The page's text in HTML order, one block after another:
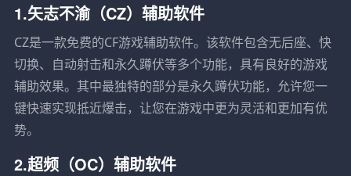
1.矢志不渝（CZ）辅助软件
CZ是一款免费的CF游戏辅助软件。该软件包含无后座、快
切换、自动射击和永久蹲伏等多个功能，具有良好的游戏
辅助效果。其中最独特的部分是永久蹲伏功能，允许您一
键快速实现抵近爆击，让您在游戏中更为灵活和更加有优
势。
2.超频（OC）辅助软件